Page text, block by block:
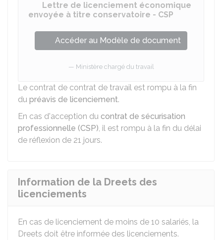
Lettre de licenciement économique
envoyée à titre conservatoire - CSP
Accéder au Modèle de document
Ministère chargé du travail
Le contrat de contrat de travail est rompu à la fin
du préavis de licenciement.
En cas d'acception du contrat de sécurisation
professionnelle (CSP), il est rompu à la fin du délai
de réflexion de 21 jours.
Information de la Dreets des
licenciements
En cas de licenciement de moins de 10 salariés, la
Dreets doit être informée des licenciements.